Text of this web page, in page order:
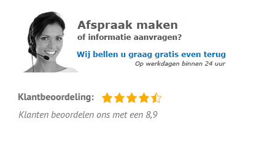
Klanten beoordelen ons met een 8,9